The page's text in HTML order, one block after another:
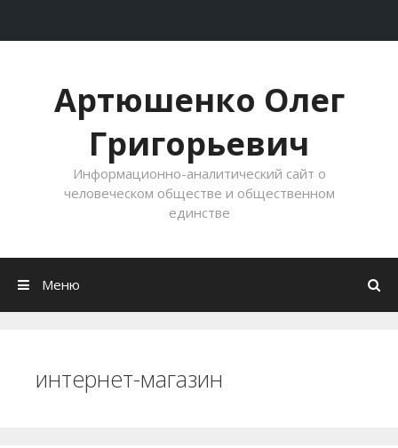
Артюшенко Олег
Григорьевич
Информационно-аналитический сайт о
человеческом обществе и общественном
единстве
Меню
интернет-магазин